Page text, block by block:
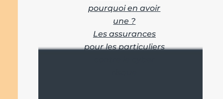
pourquoi en avoir
une ?
Les assurances
pour les particuliers